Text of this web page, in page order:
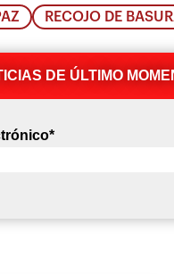
RECOJO DE
DE ÚLTIMO
*